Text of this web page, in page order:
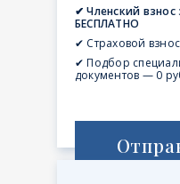
✔ Членский
БЕСПЛАТНО
✔ Страховой
✔ Подбор
документов — 0